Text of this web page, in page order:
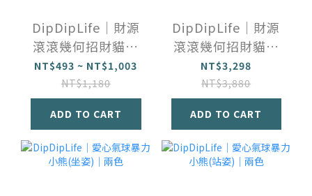
DipDipLife｜財源
滾滾幾何招財貓｜
白色
NT$493 ~ NT$1,003
NT$1,180
ADD TO CART
DipDipLife｜財源
滾滾幾何招財貓｜
紅色(大)
NT$3,298
NT$3,880
ADD TO CART